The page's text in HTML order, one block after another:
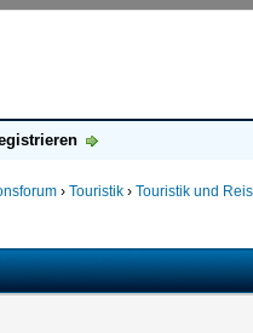
›Touristik ›Touristik und